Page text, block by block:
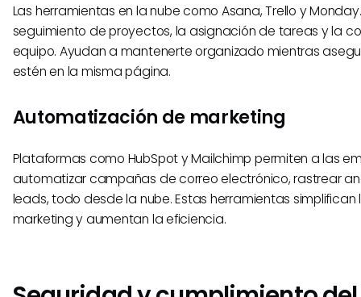
Las herramientas en la nube como Asana, Trello y
seguimiento de proyectos, la asignación de tareas y la
equipo. Ayudan a mantenerte organizado mientras
estén en la misma página.
Automatización de marketing
Plataformas como HubSpot y Mailchimp permiten a las
automatizar campañas de correo electrónico, rastrear
leads, todo desde la nube. Estas herramientas simplifican
marketing y aumentan la eficiencia.